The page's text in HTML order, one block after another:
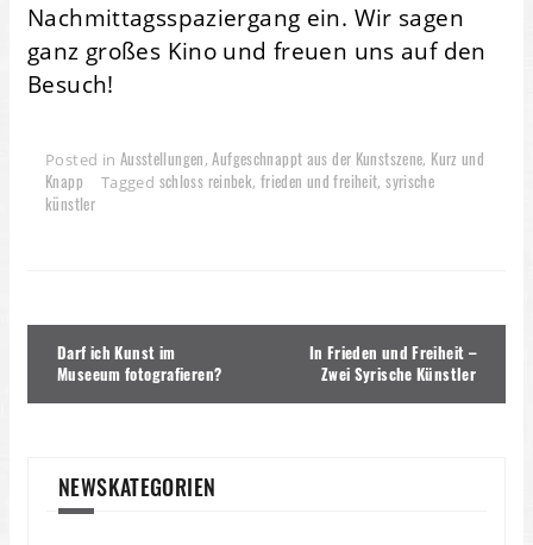
Nachmittagsspaziergang ein. Wir sagen
ganz großes Kino und freuen uns auf den
Besuch!
Posted in Ausstellungen,Aufgeschnappt aus der Kunstszene, Kurz und
Knapp
Tagged schloss reinbek, frieden und freiheit,syrische
künstler
Beitragsnavigation
Darf ich Kunst im
Museeum fotografieren?
In Frieden und Freiheit –
Zwei Syrische Künstler
NEWSKATEGORIEN